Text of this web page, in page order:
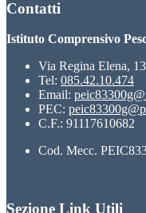
Contatti
Istituto Comprensivo
Via Regina Elena,
Tel: 085.42.10.474
Email:
PEC:
C.F.: 91117610682
Cod. Mecc.
Sezione Link Utili